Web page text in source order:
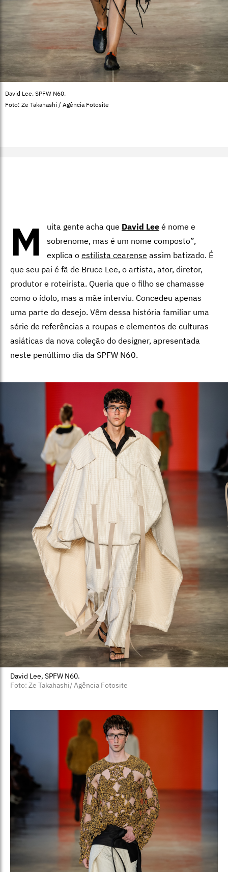
David Lee, SPFW N60.
Foto: Ze Takahashi / Agência Fotosite
M uita gente acha que David Lee é nome e
sobrenome, mas é um nome composto”,
explica o estilista cearense assim batizado. É
que seu pai é fã de Bruce Lee, o artista, ator, diretor,
produtor e roteirista. Queria que o filho se chamasse
como o ídolo, mas a mãe interviu. Concedeu apenas
uma parte do desejo. Vêm dessa história familiar uma
série de referências a roupas e elementos de culturas
asiáticas da nova coleção do designer, apresentada
neste penúltimo dia da SPFW N60.
David Lee, SPFW N60.
Foto: Ze Takahashi/ Agência Fotosite